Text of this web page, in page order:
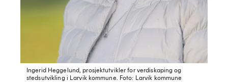
Ingerid Heggelund, prosjektutvikler for verdiskaping og
stedsutvikling i Larvik kommune. Foto: Larvik kommune